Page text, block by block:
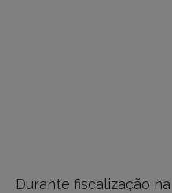
Durante fiscalização